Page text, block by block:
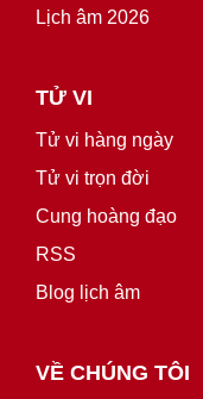
Lịch âm 2026
TỬ VI
Tử vi hàng ngày
Tử vi trọn đời
Cung hoàng đạo
RSS
Blog lịch âm
VỀ CHÚNG TÔI